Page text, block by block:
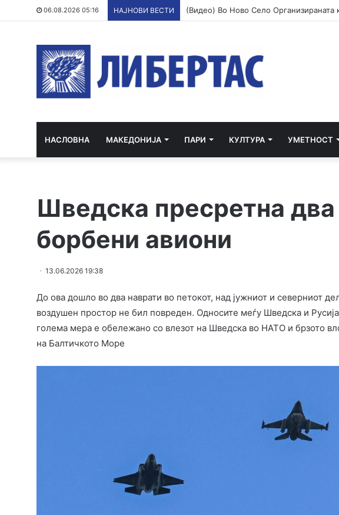
06.08.2026 05:16 НАЈНОВИ ВЕСТИ
НАСЛОВНА МАКЕДОНИЈА ПАРИ КУЛТУРА УМЕТНОСТ
Шведска пресретна два
борбени авиони
13.06.2026 19:38
До ова дошло во два наврати во петокот, над јужниот и северниот
воздушен простор не бил повреден. Односите меѓу Шведска и
голема мера е обележано со влезот на Шведска во НАТО и брзото
на Балтичкото Море